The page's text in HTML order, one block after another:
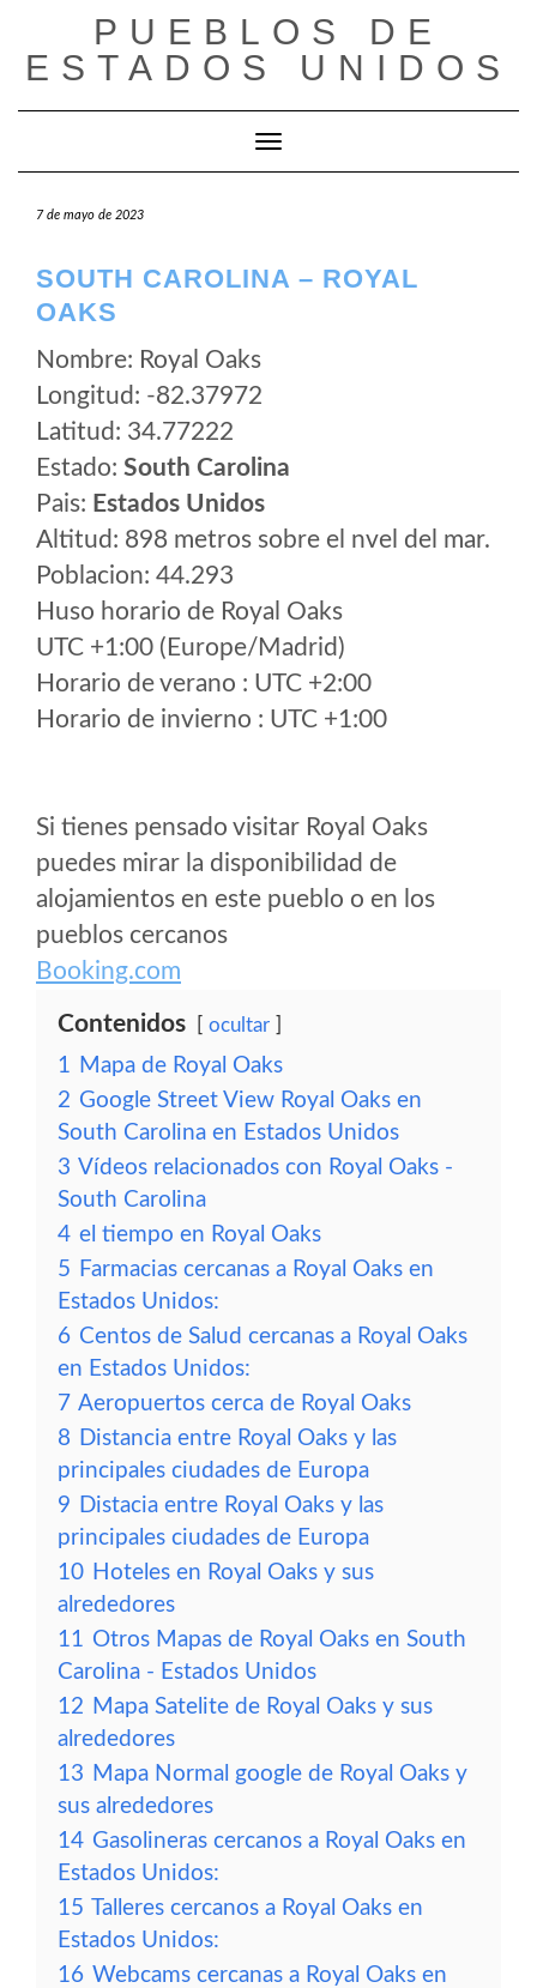
contenido
PUEBLOS DE
ESTADOS UNIDOS
Cambiar modo de navegación
7 de mayo de 2023
SOUTH CAROLINA – ROYAL
OAKS
Nombre: Royal Oaks
Longitud: -82.37972
Latitud: 34.77222
Estado: South Carolina
Pais: Estados Unidos
Altitud: 898 metros sobre el nvel del mar.
Poblacion: 44.293
Huso horario de Royal Oaks
UTC +1:00 (Europe/Madrid)
Horario de verano : UTC +2:00
Horario de invierno : UTC +1:00
Si tienes pensado visitar Royal Oaks
puedes mirar la disponibilidad de
alojamientos en este pueblo o en los
pueblos cercanos
Booking.com
Contenidos ocultar
1 Mapa de Royal Oaks
2 Google Street View Royal Oaks en
South Carolina en Estados Unidos
3 Vídeos relacionados con Royal Oaks -
South Carolina
4 el tiempo en Royal Oaks
5 Farmacias cercanas a Royal Oaks en
Estados Unidos:
6 Centos de Salud cercanas a Royal Oaks
en Estados Unidos:
7 Aeropuertos cerca de Royal Oaks
8 Distancia entre Royal Oaks y las
principales ciudades de Europa
9 Distacia entre Royal Oaks y las
principales ciudades de Europa
10 Hoteles en Royal Oaks y sus
alrededores
11 Otros Mapas de Royal Oaks en South
Carolina - Estados Unidos
12 Mapa Satelite de Royal Oaks y sus
alrededores
13 Mapa Normal google de Royal Oaks y
sus alrededores
14 Gasolineras cercanos a Royal Oaks en
Estados Unidos:
15 Talleres cercanos a Royal Oaks en
Estados Unidos:
16 Webcams cercanas a Royal Oaks en